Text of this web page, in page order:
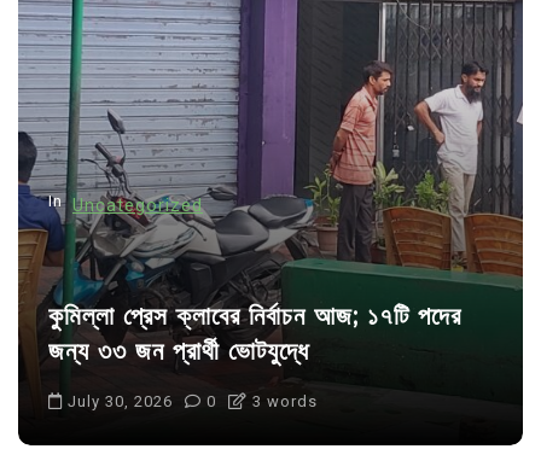
a
t
i
o
n
In Uncategorized
কুমিল্লা প্রেস ক্লাবের নির্বাচন আজ; ১৭টি পদের
জন্য ৩৩ জন প্রার্থী ভোটযুদ্ধে
July 30, 2026 0 3 words